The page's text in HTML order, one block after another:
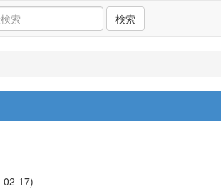
検索
02-17)